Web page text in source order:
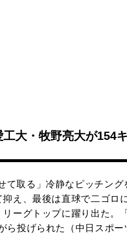
工大・牧野亮大が154
て取る」冷静なピッチング
え、最後は直球で二ゴロ
ーグトップに躍り出た。
ら投げられた（中日スポ